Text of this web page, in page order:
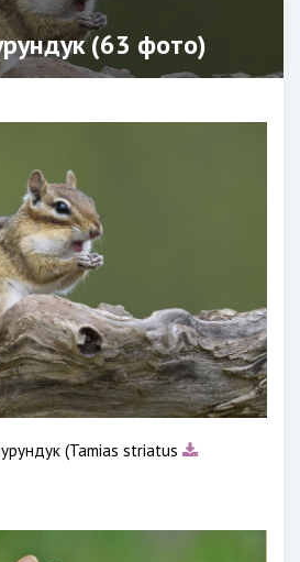
(63 фото)
(Tamias striatus